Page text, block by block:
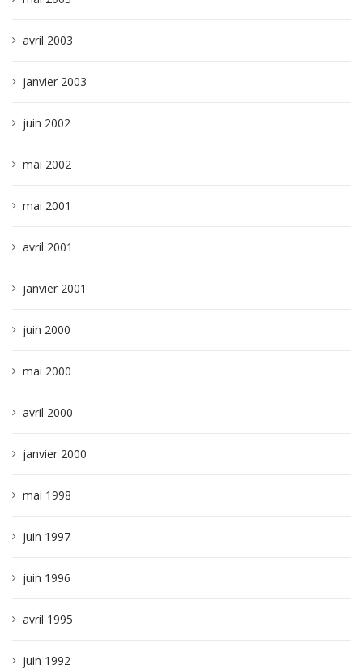
avril 2003
janvier 2003
juin 2002
mai 2002
mai 2001
avril 2001
janvier 2001
juin 2000
mai 2000
avril 2000
janvier 2000
mai 1998
juin 1997
juin 1996
avril 1995
juin 1992